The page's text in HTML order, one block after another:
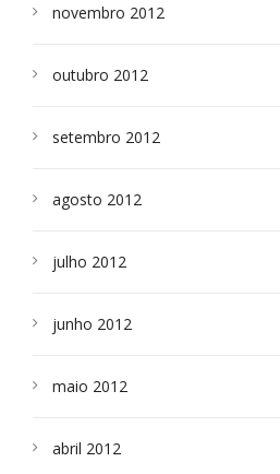
novembro 2012
outubro 2012
setembro 2012
agosto 2012
julho 2012
junho 2012
maio 2012
abril 2012